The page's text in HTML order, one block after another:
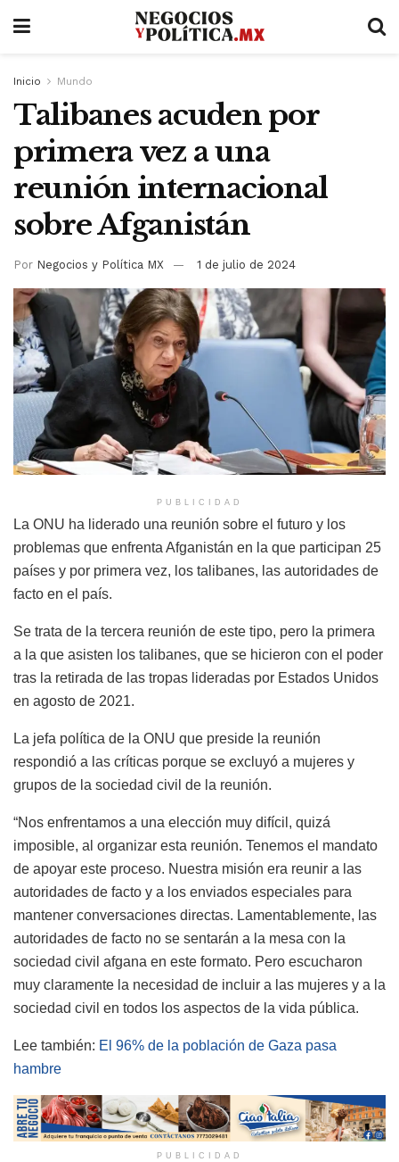
Inicio Mundo
Talibanes acuden por
primera vez a una
reunión internacional
sobre Afganistán
Por Negocios y Política MX 1 de julio de 2024
PUBLICIDAD
La ONU ha liderado una reunión sobre el futuro y los
problemas que enfrenta Afganistán en la que participan 25
países y por primera vez, los talibanes, las autoridades de
facto en el país.
Se trata de la tercera reunión de este tipo, pero la primera
a la que asisten los talibanes, que se hicieron con el poder
tras la retirada de las tropas lideradas por Estados Unidos
en agosto de 2021.
La jefa política de la ONU que preside la reunión
respondió a las críticas porque se excluyó a mujeres y
grupos de la sociedad civil de la reunión.
“Nos enfrentamos a una elección muy difícil, quizá
imposible, al organizar esta reunión. Tenemos el mandato
de apoyar este proceso. Nuestra misión era reunir a las
autoridades de facto y a los enviados especiales para
mantener conversaciones directas. Lamentablemente, las
autoridades de facto no se sentarán a la mesa con la
sociedad civil afgana en este formato. Pero escucharon
muy claramente la necesidad de incluir a las mujeres y a la
sociedad civil en todos los aspectos de la vida pública.
Lee también: El 96% de la población de Gaza pasa
hambre
PUBLICIDAD